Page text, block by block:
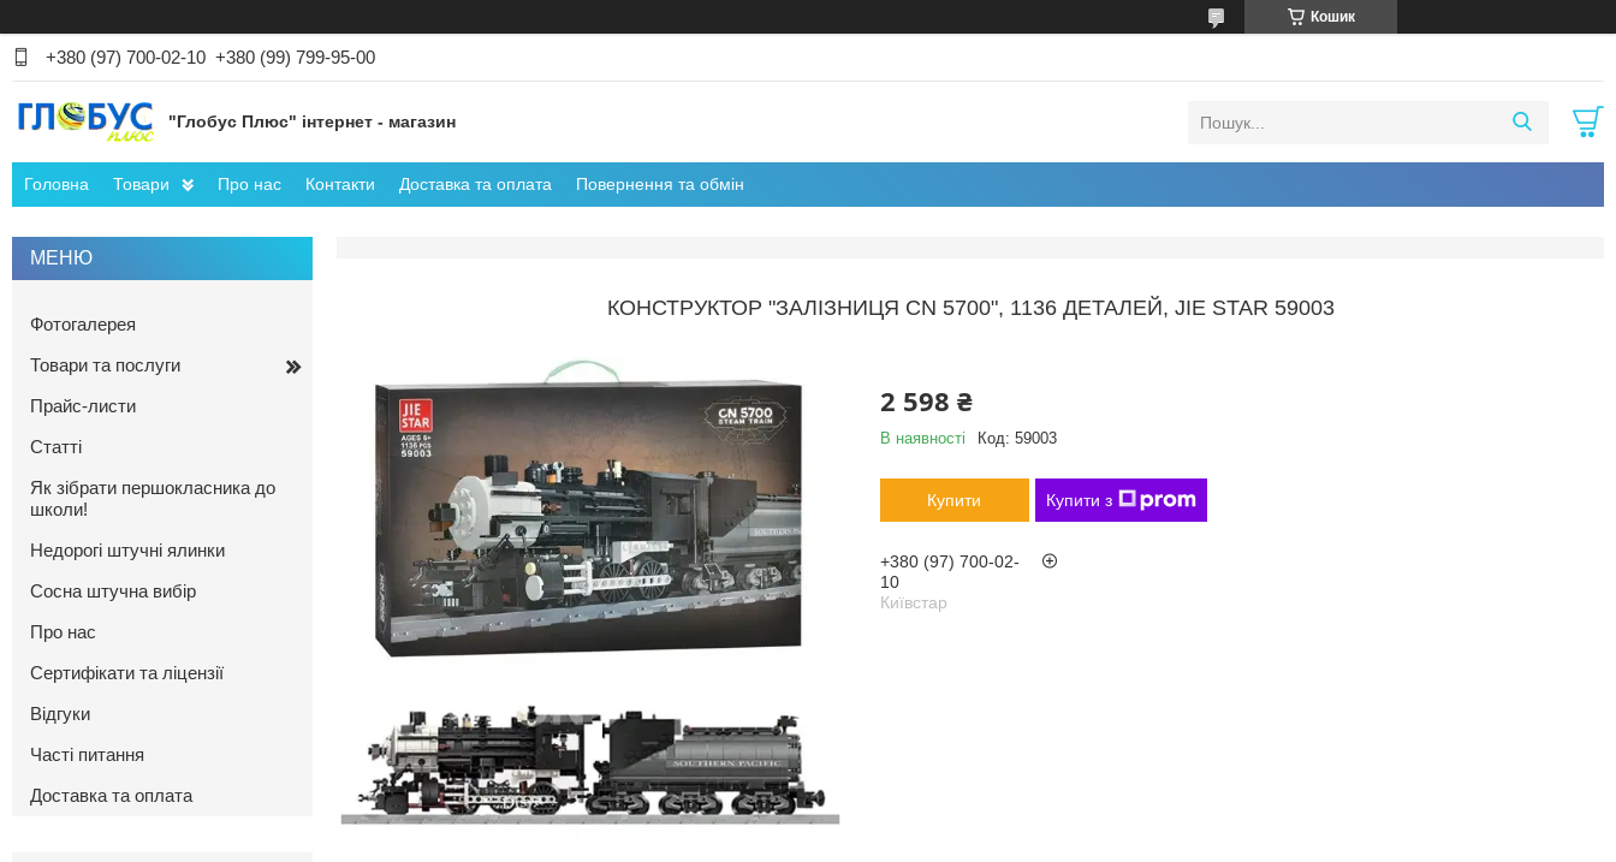
Кошик
+380 (97) 700-02-10 +380 (99) 799-95-00
"Глобус Плюс" інтернет - магазин
Головна Товари Про нас Контакти Доставка та оплата Повернення та обмін
КОНСТРУКТОР "ЗАЛІЗНИЦЯ CN 5700", 1136 ДЕТАЛЕЙ, JIE STAR 59003
2 598 ₴
В наявності Код: 59003
Купити Купити з
+380 (97) 700-02-
10
Київстар
Фотогалерея
Товари та послуги
Прайс-листи
Статті
Як зібрати першокласника до
школи!
Недорогі штучні ялинки
Сосна штучна вибір
Про нас
Сертифікати та ліцензії
Відгуки
Часті питання
Доставка та оплата